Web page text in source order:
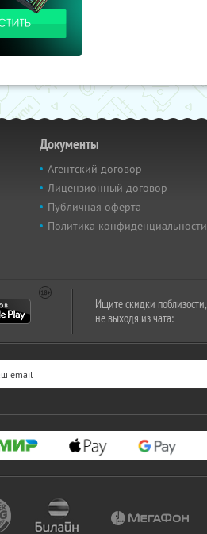
Документы
Агентский договор
Лицензионный договор
Публичная оферта
Политика конфиденциальности
Ищите скидки поблизости,
не выходя из чата: